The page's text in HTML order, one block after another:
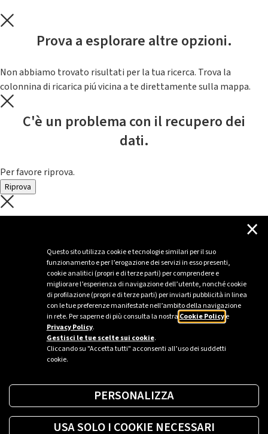
Questo sito utilizza cookie e tecnologie similari per il suo
funzionamento e per l’erogazione dei servizi in esso presenti,
cookie analitici (propri e di terze parti) per comprendere e
migliorare l’esperienza di navigazione dell’utente, nonché cookie
di profilazione (propri e di terze parti) per inviarti pubblicità in linea
con le tue preferenze manifestate nell’ambito della navigazione
in rete. Per saperne di più consulta la nostra Cookie Policye
Privacy Policy.
Gestisci le tue scelte sui cookie.
Cliccando su "Accetta tutti" acconsenti all’uso dei suddetti
cookie.
×
PERSONALIZZA
USA SOLO I COOKIE NECESSARI
Prova a esplorare altre opzioni.
Non abbiamo trovato risultati per la tua ricerca. Trova la
colonnina di ricarica piú vicina a te direttamente sulla mappa.
C'è un problema con il recupero dei
dati.
Per favore riprova.
Riprova
C'è un problema con il recupero dei
Per favore riprova piú tardi
Sei un’azienda o una PA?
Trova la soluzione più giusta per te.
Richiedi una colonnina